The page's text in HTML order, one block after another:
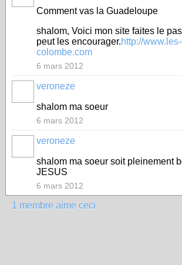
Comment vas la Guadeloupe
shalom, Voici mon site faites le
peut les encourager.http://
colombe.com
6 mars 2012
veroneze
shalom ma soeur
6 mars 2012
veroneze
shalom ma soeur soit pleinement
JESUS
6 mars 2012
1 membre aime ceci